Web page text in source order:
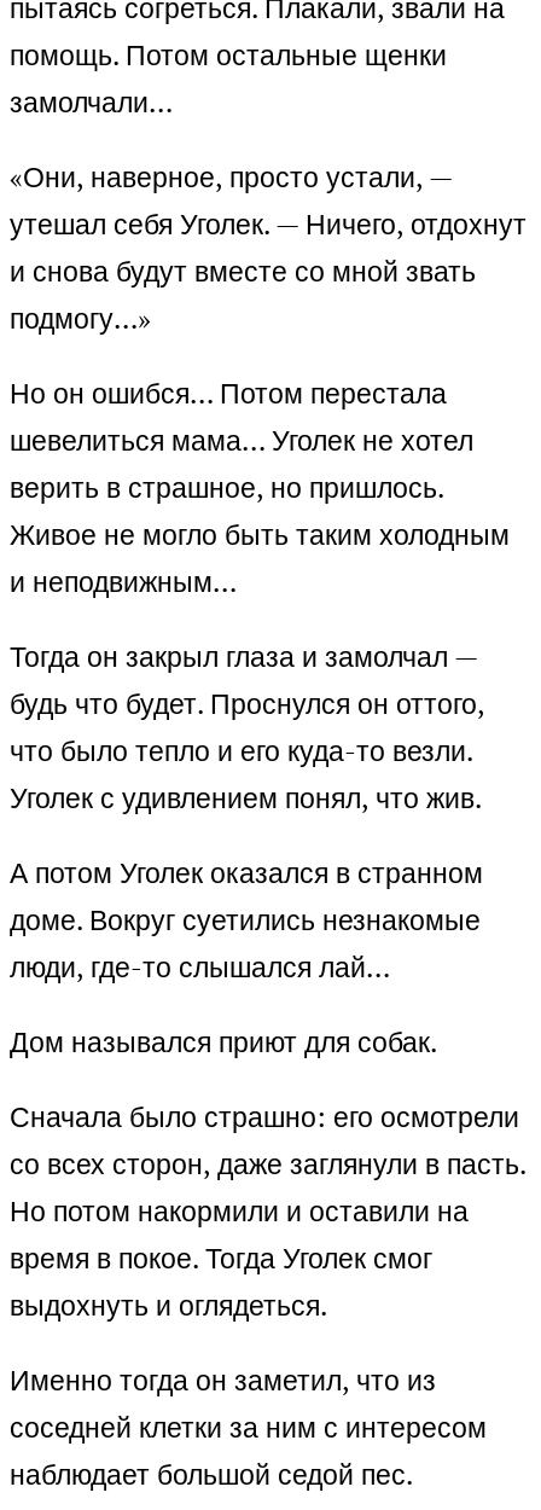
пытаясь согреться. Плакали, звали на
помощь. Потом остальные щенки
замолчали…
«Они, наверное, просто устали, —
утешал себя Уголек. — Ничего, отдохнут
и снова будут вместе со мной звать
подмогу…»
Но он ошибся… Потом перестала
шевелиться мама… Уголек не хотел
верить в страшное, но пришлось.
Живое не могло быть таким холодным
и неподвижным…
Тогда он закрыл глаза и замолчал —
будь что будет. Проснулся он оттого,
что было тепло и его куда-то везли.
Уголек с удивлением понял, что жив.
А потом Уголек оказался в странном
доме. Вокруг суетились незнакомые
люди, где-то слышался лай…
Дом назывался приют для собак.
Сначала было страшно: его осмотрели
со всех сторон, даже заглянули в пасть.
Но потом накормили и оставили на
время в покое. Тогда Уголек смог
выдохнуть и оглядеться.
Именно тогда он заметил, что из
соседней клетки за ним с интересом
наблюдает большой седой пес.